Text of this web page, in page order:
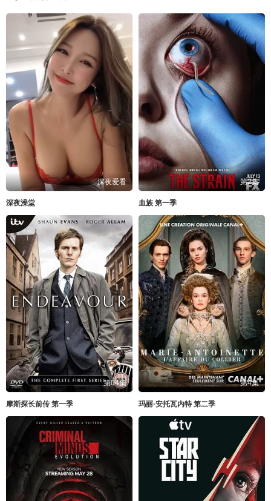
深夜爱看
深夜澡堂
第2集
血族 第一季
第04集
摩斯探长前传 第一季
第4集
玛丽·安托瓦内特 第二季